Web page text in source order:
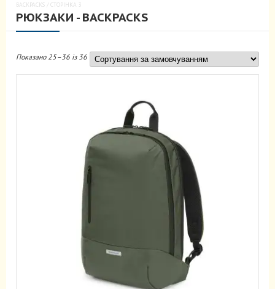
BACKPACKS / СТОРІНКА 3
РЮКЗАКИ - BACKPACKS
Показано 25–36 із 36